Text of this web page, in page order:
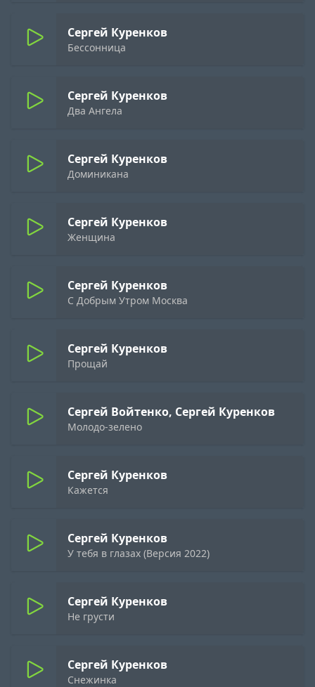
Сергей Куренков
Бессонница
Сергей Куренков
Два Ангела
Сергей Куренков
Доминикана
Сергей Куренков
Женщина
Сергей Куренков
С Добрым Утром Москва
Сергей Куренков
Прощай
Сергей Войтенко, Сергей Куренков
Молодо-зелено
Сергей Куренков
Кажется
Сергей Куренков
У тебя в глазах (Версия 2022)
Сергей Куренков
Не грусти
Сергей Куренков
Снежинка